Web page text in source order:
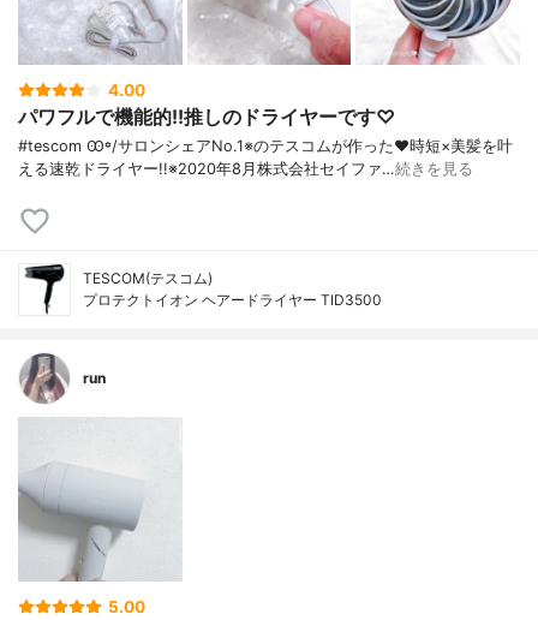
4.00
パワフルで機能的!!推しのドライヤーです♡
#tescom Ꙭ꙳/ サロンシェアNo.1※のテスコムが作った♥︎ 時短×美髪を叶
える速乾ドライヤー!! ※2020年8月株式会社セイファ…続きを見る
TESCOM(テスコム)
プロテクトイオン ヘアードライヤー TID3500
run
5.00